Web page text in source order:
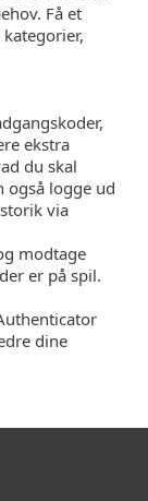
Få et
ekstra
du skal
også logge ud
via
modtage
er på spil.
dine